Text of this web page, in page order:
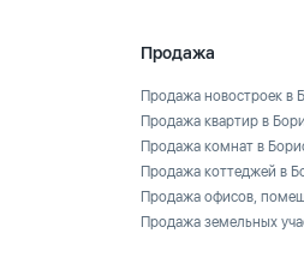
Продажа
Продажа новостроек в
Продажа квартир в
Продажа комнат в
Продажа коттеджей в
Продажа офисов,
Продажа земельных